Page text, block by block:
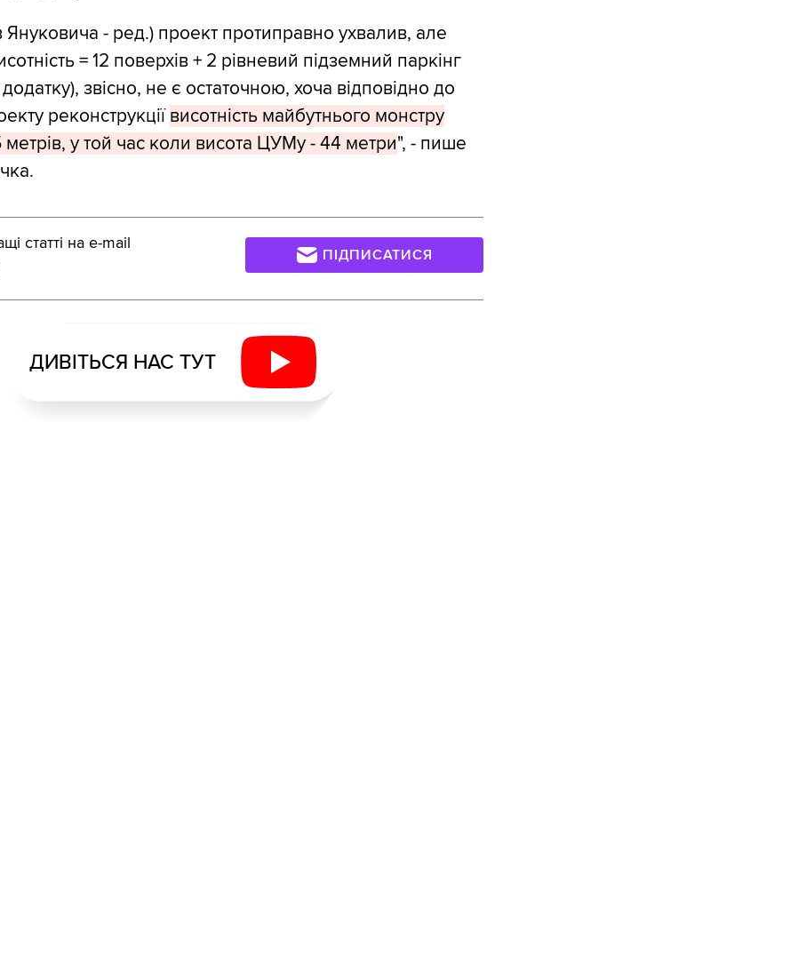
Януковича - ред.) проект протиправно ухвалив, але
= 12 поверхів + 2 рівневий підземний паркінг
додатку), звісно, не є остаточною, хоча відповідно до
реконструкціївисотність майбутнього монстру
у той час коли висота ЦУМу - 44 метри", - пише
статті на e-mail
ПІДПИСАТИСЯ
ДИВІТЬСЯ НАС ТУТ